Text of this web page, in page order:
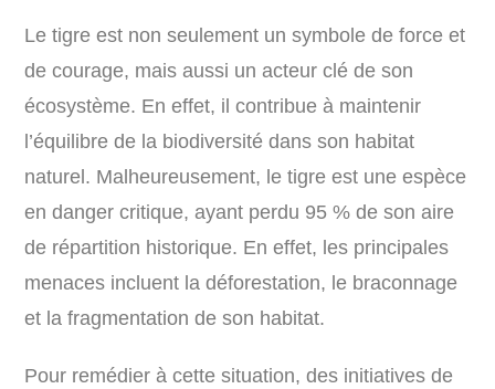
Le tigre est non seulement un symbole de force et
de courage, mais aussi un acteur clé de son
écosystème. En effet, il contribue à maintenir
l’équilibre de la biodiversité dans son habitat
naturel. Malheureusement, le tigre est une espèce
en danger critique, ayant perdu 95 % de son aire
de répartition historique. En effet, les principales
menaces incluent la déforestation, le braconnage
et la fragmentation de son habitat.
Pour remédier à cette situation, des initiatives de